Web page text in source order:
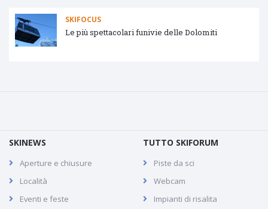
SKIFOCUS
Le più spettacolari funivie delle Dolomiti
SKINEWS
Aperture e chiusure
Località
Eventi e feste
TUTTO SKIFORUM
Piste da sci
Webcam
Impianti di risalita